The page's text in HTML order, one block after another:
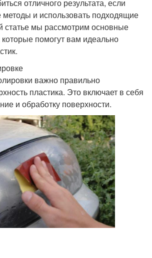
отличного результата, если
методы и использовать подходящие
статье мы рассмотрим основные
помогут вам идеально
важно правильно
пластика. Это включает в себя
и обработку поверхности.